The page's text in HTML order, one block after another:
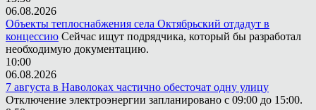
06.08.2026
Объекты теплоснабжения села Октябрьский отдадут в
концессию Сейчас ищут подрядчика, который бы разработал
необходимую документацию.
10:00
06.08.2026
7 августа в Наволоках частично обесточат одну улицу
Отключение электроэнергии запланировано с 09:00 до 15:00.